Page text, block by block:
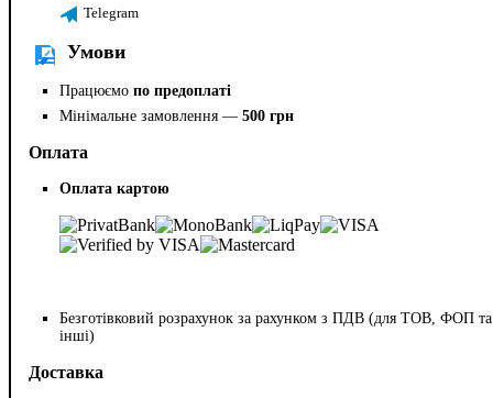
Telegram
Умови
Працюємо по предоплаті
Мінімальне замовлення — 500 грн
Оплата
Оплата картою
Безготівковий розрахунок за рахунком з ПДВ (для ТОВ, ФОП та
інші)
Доставка